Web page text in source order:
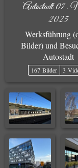
Autostadt 07.
2025
Werksführung
Bilder) und
Autostadt
167 Bilder 3